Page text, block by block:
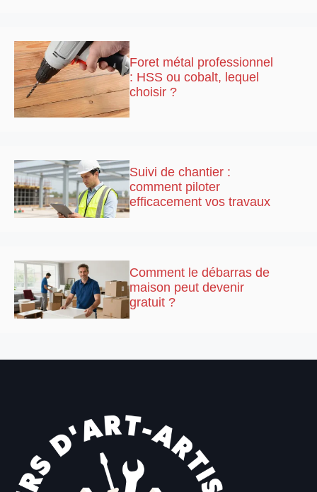
Foret métal professionnel
: HSS ou cobalt, lequel
choisir ?
Suivi de chantier :
comment piloter
efficacement vos travaux
Comment le débarras de
maison peut devenir
gratuit ?